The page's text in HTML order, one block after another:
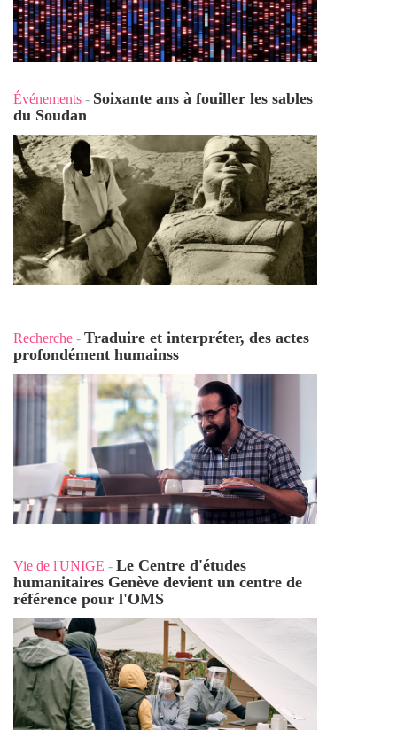
Événements - Soixante ans à fouiller les sables
du Soudan
Recherche - Traduire et interpréter, des actes
profondément humainss
Vie de l'UNIGE - Le Centre d'études
humanitaires Genève devient un centre de
référence pour l'OMS